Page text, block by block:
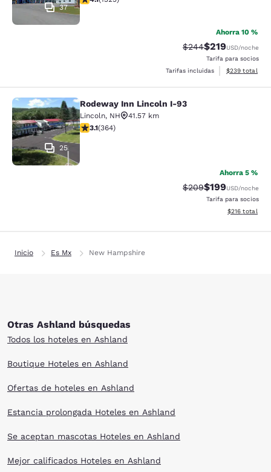
37
Ahorra 10 %
Precio tachado:
$244Precio con
$219USD/noche
Tarifa para socios
Tarifas incluidas
Ver detalles
$239 total
Rodeway Inn Lincoln I-93
25
Rodeway Inn Lincoln I-93
Lincoln, NH
41.57 km
calificación de 3.13 estrellas. Bueno. 364 reseñas
3.1(364)
Ahorra 5 %
Precio tachado:
$209Precio con
$199USD/noche
Tarifa para socios
Ver detalles
$216 total
Inicio Es Mx New Hampshire
Otras Ashland búsquedas
Todos los hoteles en Ashland
Boutique Hoteles en Ashland
Ofertas de hoteles en Ashland
Estancia prolongada Hoteles en Ashland
Se aceptan mascotas Hoteles en Ashland
Mejor calificados Hoteles en Ashland